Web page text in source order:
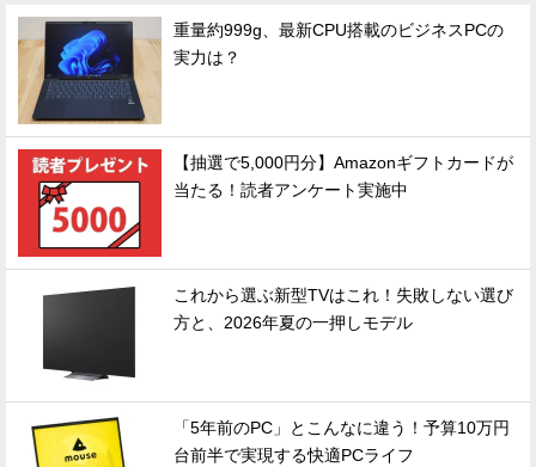
重量約999g、最新CPU搭載のビジネスPCの
実力は？
【抽選で5,000円分】Amazonギフトカードが
当たる！読者アンケート実施中
これから選ぶ新型TVはこれ！失敗しない選び
方と、2026年夏の一押しモデル
「5年前のPC」とこんなに違う！予算10万円
台前半で実現する快適PCライフ